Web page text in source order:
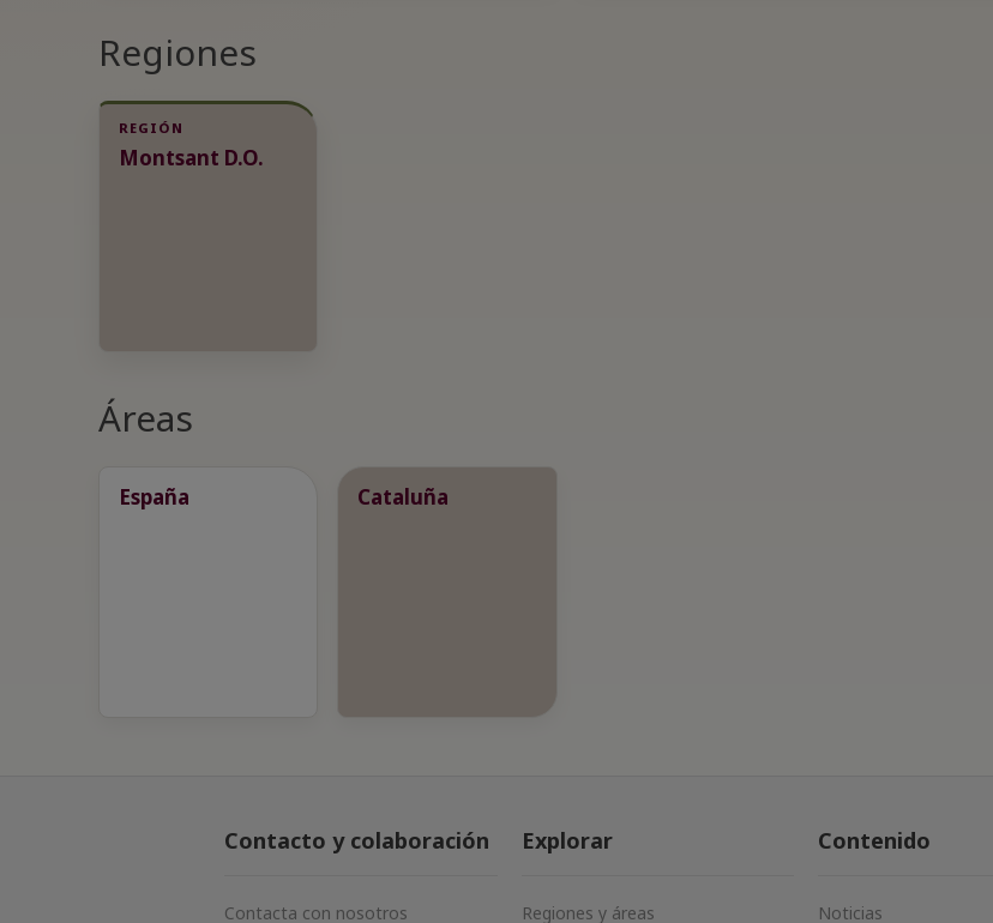
Regiones
REGIÓN
Montsant D.O.
Áreas
España Cataluña
Contacto y colaboración
Contacta con nosotros
Explorar
Regiones y áreas
Contenido
Noticias